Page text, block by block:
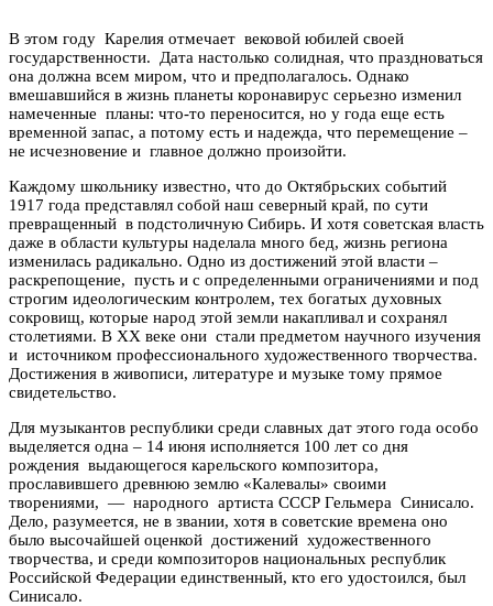
В этом году Карелия отмечает вековой юбилей своей
государственности. Дата настолько солидная, что праздноваться
она должна всем миром, что и предполагалось. Однако
вмешавшийся в жизнь планеты коронавирус серьезно изменил
намеченные планы: что-то переносится, но у года еще есть
временной запас, а потому есть и надежда, что перемещение –
не исчезновение и главное должно произойти.
Каждому школьнику известно, что до Октябрьских событий
1917 года представлял собой наш северный край, по сути
превращенный в подстоличную Сибирь. И хотя советская власть
даже в области культуры наделала много бед, жизнь региона
изменилась радикально. Одно из достижений этой власти –
раскрепощение, пусть и с определенными ограничениями и под
строгим идеологическим контролем, тех богатых духовных
сокровищ, которые народ этой земли накапливал и сохранял
столетиями. В ХХ веке они стали предметом научного изучения
и источником профессионального художественного творчества.
Достижения в живописи, литературе и музыке тому прямое
свидетельство.
Для музыкантов республики среди славных дат этого года особо
выделяется одна – 14 июня исполняется 100 лет со дня
рождения выдающегося карельского композитора,
прославившего древнюю землю «Калевалы» своими
творениями, — народного артиста СССР Гельмера Синисало.
Дело, разумеется, не в звании, хотя в советские времена оно
было высочайшей оценкой достижений художественного
творчества, и среди композиторов национальных республик
Российской Федерации единственный, кто его удостоился, был
Синисало.